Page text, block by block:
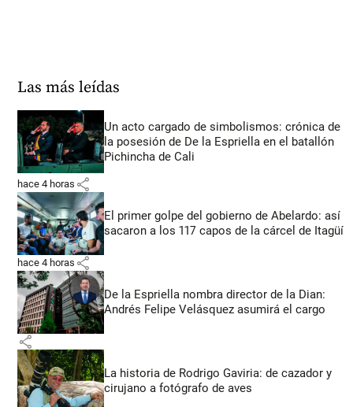
Las más leídas
Un acto cargado de simbolismos: crónica de
la posesión de De la Espriella en el batallón
Pichincha de Cali
hace 4 horas share
El primer golpe del gobierno de Abelardo: así
sacaron a los 117 capos de la cárcel de Itagüí
hace 4 horas share
De la Espriella nombra director de la Dian:
Andrés Felipe Velásquez asumirá el cargo
share
La historia de Rodrigo Gaviria: de cazador y
cirujano a fotógrafo de aves